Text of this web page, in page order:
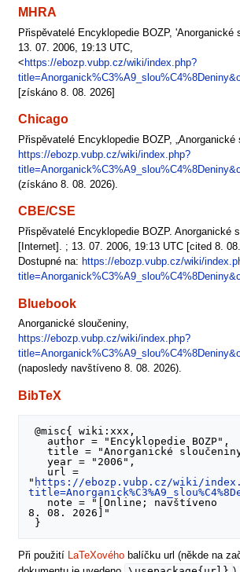
MHRA
Přispěvatelé Encyklopedie BOZP, 'Anorganické
13. 07. 2006, 19:13 UTC,
< https://ebozp.vubp.cz/wiki/index.php?
[získáno 8. 08. 2026]
Chicago
Přispěvatelé Encyklopedie BOZP, „Anorganické
https://ebozp.vubp.cz/wiki/index.php?
(získáno 8. 08. 2026).
CBE/CSE
Přispěvatelé Encyklopedie BOZP. Anorganické
[Internet]. ; 13. 07. 2006, 19:13 UTC [cited 8.
Dostupné na: https://ebozp.vubp.cz/wiki/
Bluebook
Anorganické sloučeniny,
https://ebozp.vubp.cz/wiki/index.php?
(naposledy navštíveno 8. 08. 2026).
BibTeX
@misc{ wiki:xxx,
   title = "Anorganické sloučeniny --- ",
   year = "2006",
" https://ebozp.vubp.cz/wiki/
8. 08. 2026]"
Při použití LaTeXovéhobalíčku url (někde na